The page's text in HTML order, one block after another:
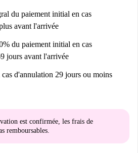
du paiement initial en cas
avant l'arrivée
du paiement initial en cas
jours avant l'arrivée
cas d'annulation 29 jours ou moins
est confirmée, les frais de
remboursables.